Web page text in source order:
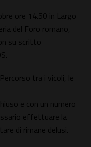
ore 14.50 in Largo
del Foro romano,
su scritto
tra i vicoli, le
e con un numero
effettuare la
di rimane delusi.